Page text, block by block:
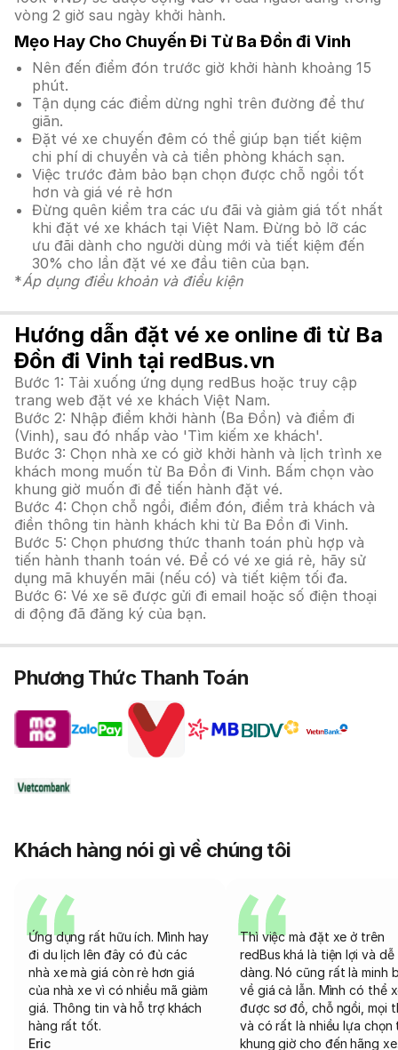
vòng 2 giờ sau ngày khởi hành.
Mẹo Hay Cho Chuyến Đi Từ Ba Đồn đi Vinh
Nên đến điểm đón trước giờ khởi hành khoảng 15
phút.
Tận dụng các điểm dừng nghỉ trên đường để thư
giãn.
Đặt vé xe chuyến đêm có thể giúp bạn tiết kiệm
chi phí di chuyển và cả tiền phòng khách sạn.
Việc trước đảm bảo bạn chọn được chỗ ngồi tốt
hơn và giá vé rẻ hơn
Đừng quên kiểm tra các ưu đãi và giảm giá tốt nhất
khi đặt vé xe khách tại Việt Nam. Đừng bỏ lỡ các
ưu đãi dành cho người dùng mới và tiết kiệm đến
30% cho lần đặt vé xe đầu tiên của bạn.
*Áp dụng điều khoản và điều kiện
Hướng dẫn đặt vé xe online đi từ Ba
Đồn đi Vinh tại redBus.vn
Bước 1: Tải xuống ứng dụng redBus hoặc truy cập
trang web đặt vé xe khách Việt Nam.
Bước 2: Nhập điểm khởi hành (Ba Đồn) và điểm đi
(Vinh), sau đó nhấp vào 'Tìm kiếm xe khách'.
Bước 3: Chọn nhà xe có giờ khởi hành và lịch trình xe
khách mong muốn từ Ba Đồn đi Vinh. Bấm chọn vào
khung giờ muốn đi để tiến hành đặt vé.
Bước 4: Chọn chỗ ngồi, điểm đón, điểm trả khách và
điền thông tin hành khách khi từ Ba Đồn đi Vinh.
Bước 5: Chọn phương thức thanh toán phù hợp và
tiến hành thanh toán vé. Để có vé xe giá rẻ, hãy sử
dụng mã khuyến mãi (nếu có) và tiết kiệm tối đa.
Bước 6: Vé xe sẽ được gửi đi email hoặc số điện thoại
di động đã đăng ký của bạn.
Phương Thức Thanh Toán
Khách hàng nói gì về chúng tôi
Ứng dụng rất hữu ích. Mình hay
đi du lịch lên đây có đủ các
nhà xe mà giá còn rẻ hơn giá
của nhà xe vì có nhiều mã giảm
giá. Thông tin và hỗ trợ khách
hàng rất tốt.
Eric
Thì việc mà đặt xe ở trên
redBus khá là tiện lợi và dễ
dàng. Nó cũng rất là minh
về giá cả lẫn. Mình có thể
được sơ đồ, chỗ ngồi, mọi
và có rất là nhiều lựa chọn
khung giờ cho đến hãng